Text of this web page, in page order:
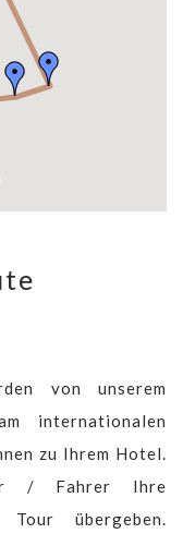
von unserem
internationalen
zu Ihrem Hotel.
/ Fahrer Ihre
übergeben.